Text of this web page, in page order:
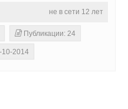
не в сети 12 лет
Публикации: 24
10-2014